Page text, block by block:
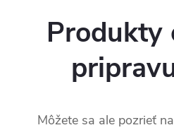
Produkty
Môžete sa ale pozrieť